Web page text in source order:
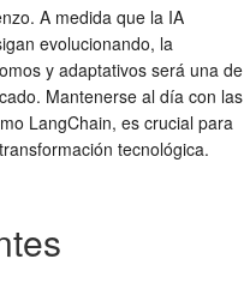
A medida que la IA
evolucionando, la
y adaptativos será una de
Mantenerse al día con las
LangChain, es crucial para
tecnológica.